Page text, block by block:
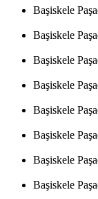
Başiskele
Başiskele
Başiskele
Başiskele
Başiskele
Başiskele
Başiskele
Başiskele